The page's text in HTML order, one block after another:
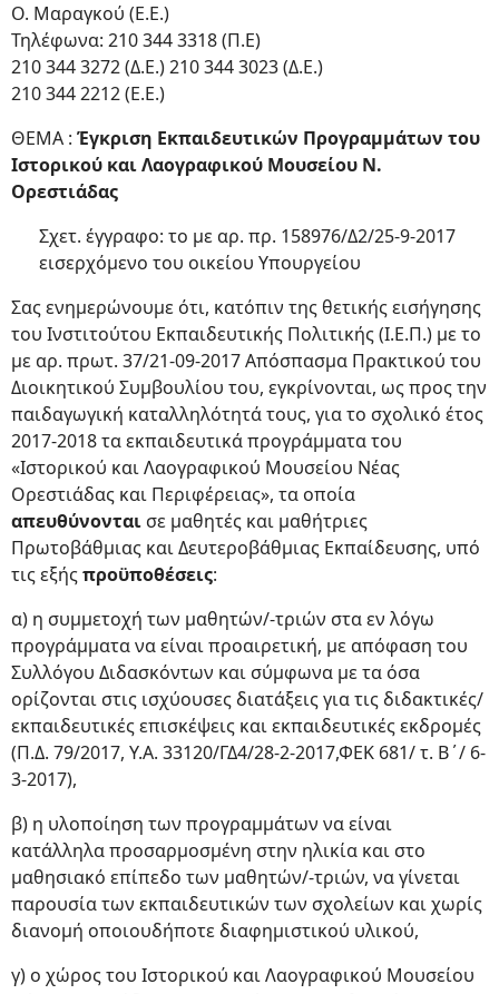
Ο. Μαραγκού (Ε.Ε.)
Τηλέφωνα: 210 344 3318 (Π.Ε)
210 344 3272 (Δ.Ε.) 210 344 3023 (Δ.Ε.)
210 344 2212 (Ε.Ε.)
ΘΕΜΑ : Έγκριση Εκπαιδευτικών Προγραμμάτων του
Ιστορικού και Λαογραφικού Μουσείου Ν.
Ορεστιάδας
Σχετ. έγγραφο: το με αρ. πρ. 158976/Δ2/25-9-2017
εισερχόμενο του οικείου Υπουργείου
Σας ενημερώνουμε ότι, κατόπιν της θετικής εισήγησης
του Ινστιτούτου Εκπαιδευτικής Πολιτικής (Ι.Ε.Π.) με το
με αρ. πρωτ. 37/21-09-2017 Απόσπασμα Πρακτικού του
Διοικητικού Συμβουλίου του, εγκρίνονται, ως προς την
παιδαγωγική καταλληλότητά τους, για το σχολικό έτος
2017-2018 τα εκπαιδευτικά προγράμματα του
«Ιστορικού και Λαογραφικού Μουσείου Νέας
Ορεστιάδας και Περιφέρειας», τα οποία
απευθύνονται σε μαθητές και μαθήτριες
Πρωτοβάθμιας και Δευτεροβάθμιας Εκπαίδευσης, υπό
τις εξήςπροϋποθέσεις:
α) η συμμετοχή των μαθητών/-τριών στα εν λόγω
προγράμματα να είναι προαιρετική, με απόφαση του
Συλλόγου Διδασκόντων και σύμφωνα με τα όσα
ορίζονται στις ισχύουσες διατάξεις για τις διδακτικές/
εκπαιδευτικές επισκέψεις και εκπαιδευτικές εκδρομές
(Π.Δ. 79/2017, Υ.Α. 33120/ΓΔ4/28-2-2017,ΦΕΚ 681/ τ. Β΄/ 6-
3-2017),
β) η υλοποίηση των προγραμμάτων να είναι
κατάλληλα προσαρμοσμένη στην ηλικία και στο
μαθησιακό επίπεδο των μαθητών/-τριών, να γίνεται
παρουσία των εκπαιδευτικών των σχολείων και χωρίς
διανομή οποιουδήποτε διαφημιστικού υλικού,
γ) ο χώρος του Ιστορικού και Λαογραφικού Μουσείου